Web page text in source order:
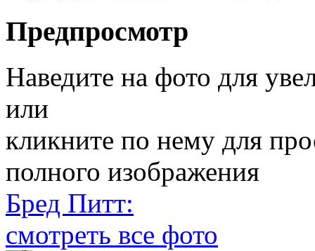
Предпросмотр
Наведите на фото для
или
кликните по нему для
полного изображения
Бред Питт:
смотреть все фото